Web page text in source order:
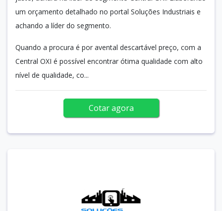
um orçamento detalhado no portal Soluções Industriais e
achando a líder do segmento.
Quando a procura é por avental descartável preço, com a
Central OXI é possível encontrar ótima qualidade com alto
nível de qualidade, co...
Cotar agora